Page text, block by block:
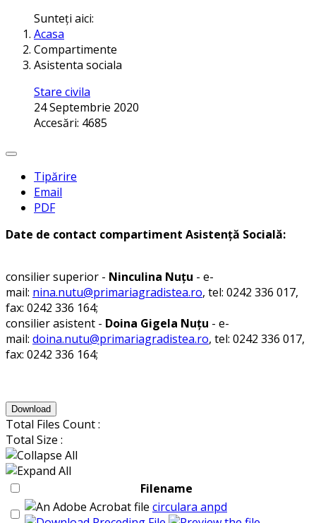
Sunteți aici:
Acasa
Compartimente
Asistenta sociala
Stare civila
24 Septembrie 2020
Accesări: 4685
Tipărire
Email
PDF
Date de contact compartiment Asistență Socială:
consilier superior - Ninculina Nuțu - e-
mail: nina.nutu@primariagradistea.ro, tel: 0242 336 017,
fax: 0242 336 164;
consilier asistent - Doina Gigela Nuțu - e-
mail: doina.nutu@primariagradistea.ro, tel: 0242 336 017,
fax: 0242 336 164;
Download
Total Files Count :
Total Size :
Filename
circulara anpd